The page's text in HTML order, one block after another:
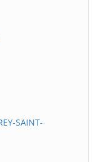
SAINT-